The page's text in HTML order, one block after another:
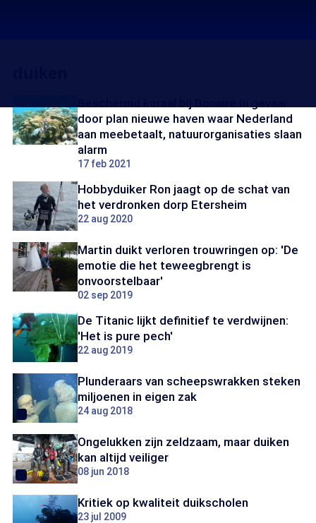
door plan nieuwe haven waar Nederland
aan meebetaalt, natuurorganisaties slaan
alarm
17 feb 2021
Hobbyduiker Ron jaagt op de schat van
het verdronken dorp Etersheim
22 aug 2020
Martin duikt verloren trouwringen op: 'De
emotie die het teweegbrengt is
onvoorstelbaar'
02 sep 2019
De Titanic lijkt definitief te verdwijnen:
'Het is pure pech'
22 aug 2019
Plunderaars van scheepswrakken steken
miljoenen in eigen zak
24 aug 2018
Ongelukken zijn zeldzaam, maar duiken
kan altijd veiliger
08 jun 2018
Kritiek op kwaliteit duikscholen
23 jul 2009